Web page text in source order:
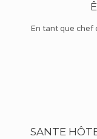
En tant que chef
SANTE